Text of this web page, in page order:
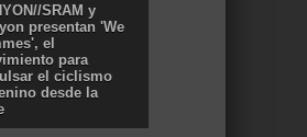
SRAM y
presentan 'We
el
para
el ciclismo
desde la